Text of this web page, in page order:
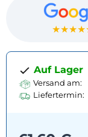
Auf Lager
Versand am:
Liefertermin: